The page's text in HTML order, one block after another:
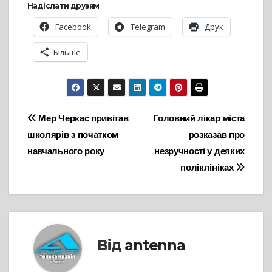
Надіслати друзям
Facebook Telegram Друк
Більше
Навігація
записів
Головний лікар міста
розказав про
незручності у деяких
поліклініках
Мер Черкас привітав
школярів з початком
навчального року
Від antenna